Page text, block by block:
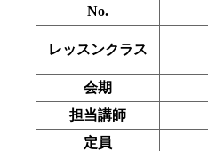
No.
レッスンクラス
会期
担当講師
定員